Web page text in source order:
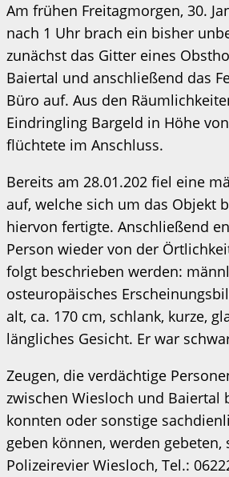
Am frühen Freitagmorgen, 30.
nach 1 Uhr brach ein bisher
zunächst das Gitter eines
Baiertal und anschließend das
Büro auf. Aus den
Eindringling Bargeld in Höhe
flüchtete im Anschluss.
Bereits am 28.01.202 fiel eine
auf, welche sich um das Objekt
hiervon fertigte. Anschließend
Person wieder von der
folgt beschrieben werden:
osteuropäisches
alt, ca. 170 cm, schlank, kurze,
längliches Gesicht. Er war
Zeugen, die verdächtige
zwischen Wiesloch und Baiertal
konnten oder sonstige
geben können, werden gebeten,
Polizeirevier Wiesloch, Tel.: